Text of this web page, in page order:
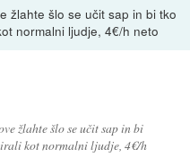
žlahte šlo se učit sap in bi tko
normalni ljudje, 4€/h neto
žlahte šlo se učit sap in bi
kot normalni ljudje, 4€/h